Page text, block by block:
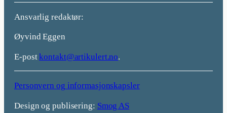
Ansvarlig redaktør:
Øyvind Eggen
E-postkontakt@artikulert.no.
Personvern og informasjonskapsler
Design og publisering: Smog AS